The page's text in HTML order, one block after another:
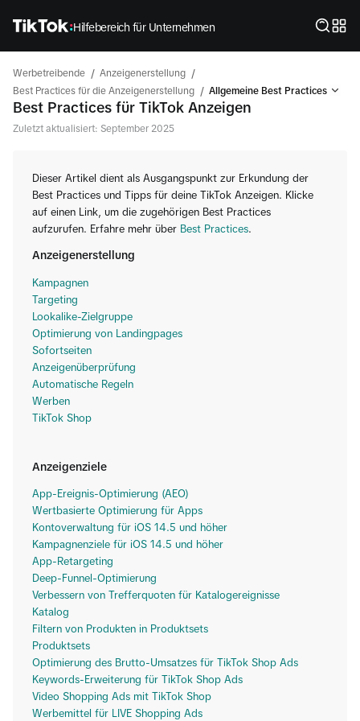
Hilfebereich für Unternehmen
Werbetreibende / Anzeigenerstellung /
Best Practices für die Anzeigenerstellung / Allgemeine Best Practices
Best Practices für TikTok Anzeigen
Zuletzt aktualisiert: September 2025
Dieser Artikel dient als Ausgangspunkt zur Erkundung der
Best Practices und Tipps für deine TikTok Anzeigen. Klicke
auf einen Link, um die zugehörigen Best Practices
aufzurufen. Erfahre mehr über Best Practices.
Anzeigenerstellung
Kampagnen
Targeting
Lookalike-Zielgruppe
Optimierung von Landingpages
Sofortseiten
Anzeigenüberprüfung
Automatische Regeln
Werben
TikTok Shop
Anzeigenziele
App-Ereignis-Optimierung (AEO)
Wertbasierte Optimierung für Apps
Kontoverwaltung für iOS 14.5 und höher
Kampagnenziele für iOS 14.5 und höher
App-Retargeting
Deep-Funnel-Optimierung
Verbessern von Trefferquoten für Katalogereignisse
Katalog
Filtern von Produkten in Produktsets
Produktsets
Optimierung des Brutto-Umsatzes für TikTok Shop Ads
Keywords-Erweiterung für TikTok Shop Ads
Video Shopping Ads mit TikTok Shop
Werbemittel für LIVE Shopping Ads